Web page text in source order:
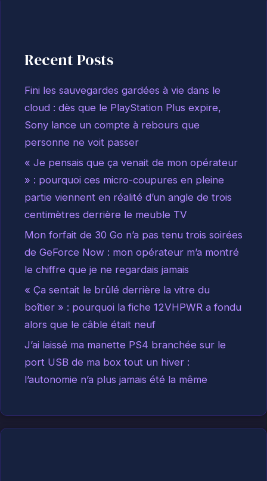
Recent Posts
Fini les sauvegardes gardées à vie dans le
cloud : dès que le PlayStation Plus expire,
Sony lance un compte à rebours que
personne ne voit passer
« Je pensais que ça venait de mon opérateur
» : pourquoi ces micro-coupures en pleine
partie viennent en réalité d’un angle de trois
centimètres derrière le meuble TV
Mon forfait de 30 Go n’a pas tenu trois soirées
de GeForce Now : mon opérateur m’a montré
le chiffre que je ne regardais jamais
« Ça sentait le brûlé derrière la vitre du
boîtier » : pourquoi la fiche 12VHPWR a fondu
alors que le câble était neuf
J’ai laissé ma manette PS4 branchée sur le
port USB de ma box tout un hiver :
l’autonomie n’a plus jamais été la même